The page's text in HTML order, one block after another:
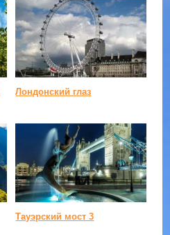
Лондонский глаз
Тауэрский мост 3